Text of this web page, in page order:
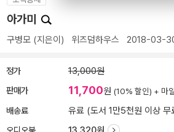
아가미
구병모 (지은이) 위즈덤하우스 2018-03-
정가 13,000원
판매가 11,700원 (10% 할인) + 마
배송료 유료 (도서 1만5천원 이상 무
오디오북